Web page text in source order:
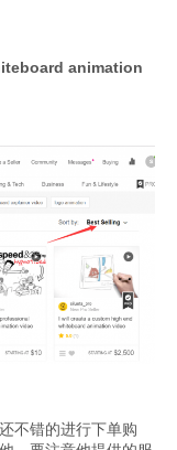
animation
不错的进行下单购